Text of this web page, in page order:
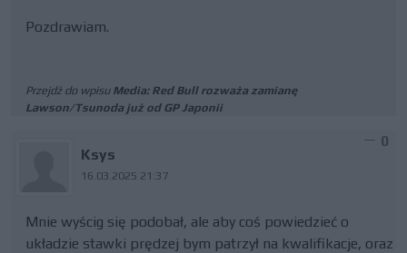
Pozdrawiam.
Przejdź do wpisu Media: Red Bull rozważa zamianę
Lawson/Tsunoda już od GP Japonii
Ksys
16.03.2025 21:37
0
Mnie wyścig się podobał, ale aby coś powiedzieć o
układzie stawki prędzej bym patrzył na kwalifikacje, oraz